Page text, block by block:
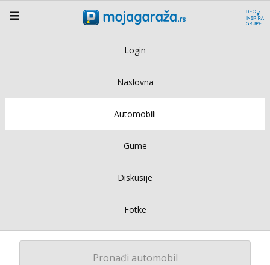
Login
Naslovna
Automobili
Gume
Diskusije
Fotke
Pronađi automobil